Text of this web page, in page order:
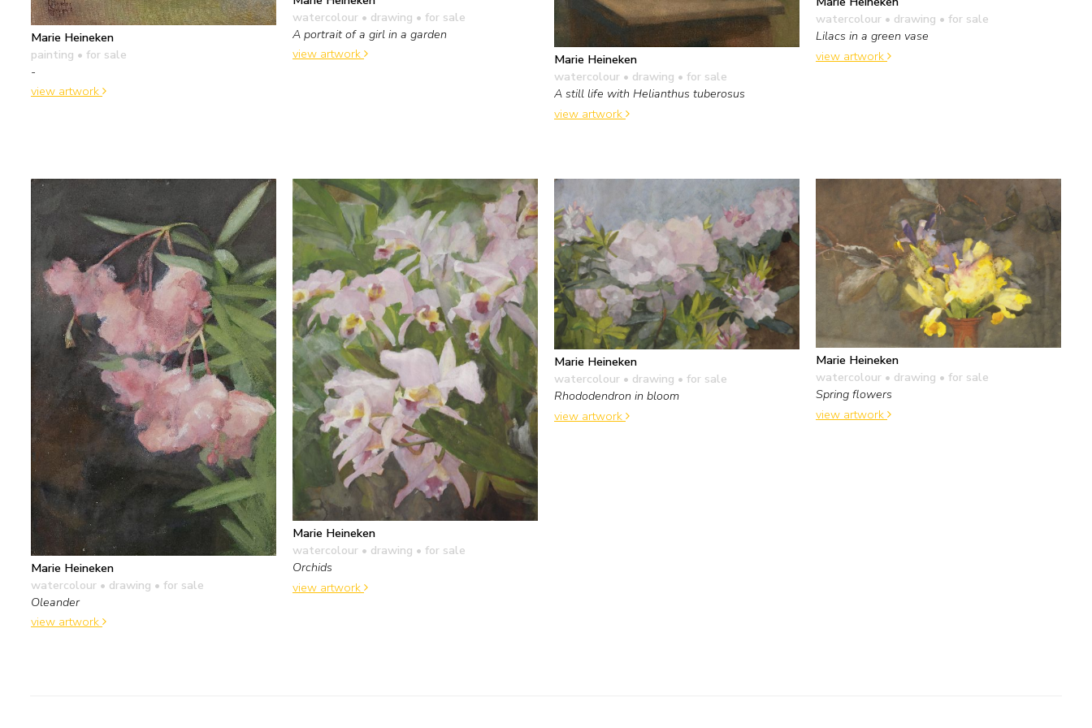
Marie Heineken
painting • for sale
-
view artwork
watercolour • drawing • for sale
A portrait of a girl in a garden
view artwork
Marie Heineken
watercolour • drawing • for sale
A still life with Helianthus tuberosus
view artwork
watercolour • drawing • for sale
Lilacs in a green vase
view artwork
Marie Heineken
watercolour • drawing • for sale
Oleander
view artwork
Marie Heineken
watercolour • drawing • for sale
Orchids
view artwork
Marie Heineken
watercolour • drawing • for sale
Rhododendron in bloom
view artwork
Marie Heineken
watercolour • drawing • for sale
Spring flowers
view artwork